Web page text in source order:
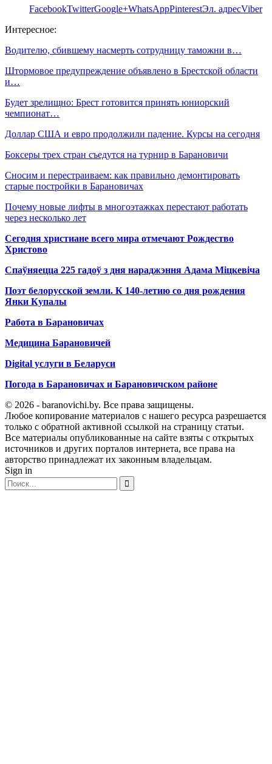
FacebookTwitterGoogle+WhatsAppPinterestЭл. адресViber
Интересное:
Водителю, сбившему насмерть сотрудницу таможни в…
Штормовое предупреждение объявлено в Брестской области
и…
Будет зрелищно: Брест готовится принять юниорский
чемпионат…
Доллар США и евро продолжили падение. Курсы на сегодня
Боксеры трех стран съедутся на турнир в Барановичи
Сносим и перестраиваем: как правильно демонтировать
старые постройки в Барановичах
Почему новые лифты в многоэтажках перестают работать
через несколько лет
Сегодня христиане всего мира отмечают Рождество
Христово
Спаўняецца 225 гадоў з дня нараджэння Адама Міцкевіча
Поэт белорусской земли. К 140-летию со дня рождения
Янки Купалы
Работа в Барановичах
Медицина Барановичей
Digital услуги в Беларуси
Погода в Барановичах и Барановичском районе
© 2026 - baranovichi.by. Все права защищены.
Любое копирование материалов с нашего ресурса разрешается
только с обратной активной ссылкой на страницу статьи.
Все материалы опубликованные на сайте взяты с открытых
источников и других порталов интернета, все права на
авторство принадлежат их законным владельцам.
Sign in